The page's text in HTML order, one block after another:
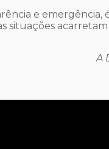
e
acarretam
A